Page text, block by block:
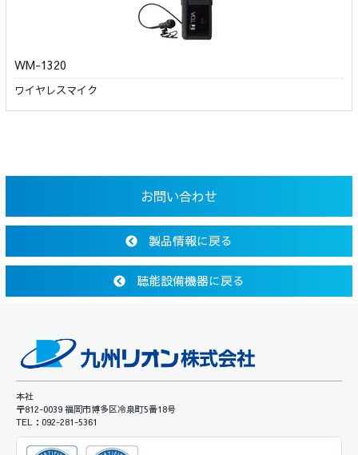
WM-1320
ワイヤレスマイク
お問い合わせ
製品情報に戻る
聴能設備機器に戻る
本社
〒812-0039 福岡市博多区冷泉町5番18号
TEL：092-281-5361